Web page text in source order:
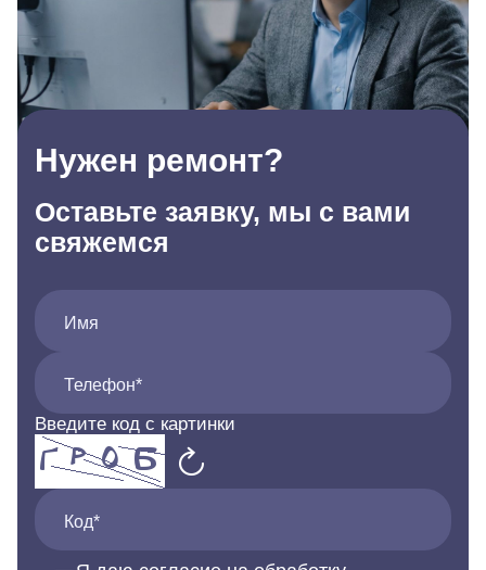
Нужен ремонт?
Оставьте заявку, мы с вами
свяжемся
Имя
Телефон*
Введите код с картинки
Код*